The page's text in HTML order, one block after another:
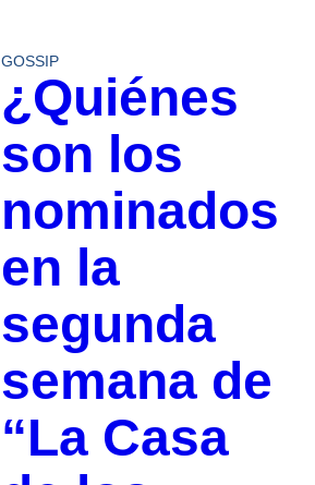
GOSSIP
¿Quiénes
son los
nominados
en la
segunda
semana de
“La Casa